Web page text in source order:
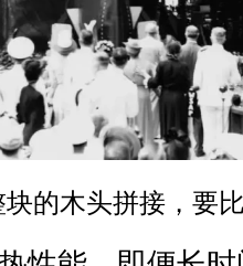
块的木头拼接，要